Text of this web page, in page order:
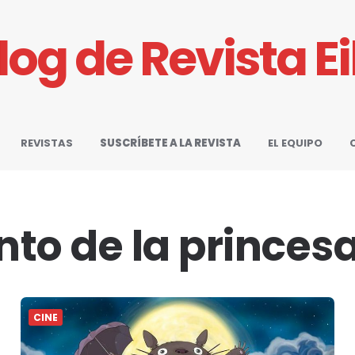
de Revista
REVISTAS SUSCRÍBETE A LA REVISTA EL EQUIPO
de la
CINE